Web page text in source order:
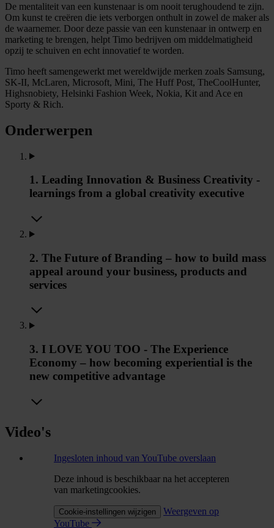
De mentaliteit van een kunstenaar is om nooit terughoudend te zijn.
Om kunst te creëren die iets verborgen onthult in zowel de maker als
de waarnemer. Door deze passie van een kunstenaar in ontwerp en
marketing te brengen, helpt Timo bedrijven om middelmatigheid
opzij te schuiven en echt innovatief te worden.
Timo heeft samengewerkt met wereldwijde merken zoals Samsung,
SK-II, McLaren, Microsoft, Mini, The Huff Post, TheCoolHunter,
Highsnobiety, Helsinki Fashion Week, Nokia, Kit and Ace en
Sporty & Rich.
Onderwerpen
1. Leading Innovation & Business Creativity -
learnings from a global creativity executive
2. The Future of Branding – how to build mass
appeal around your business, products and
services
3. I LOVE YOU TOO - The Experience
Economy – how becoming experiential is the
new competitive advantage
Video's
Ingesloten inhoud van YouTube overslaan
Deze inhoud is beschikbaar na het accepteren
van marketingcookies.
Cookie-instellingen wijzigen
Weergeven op
YouTube